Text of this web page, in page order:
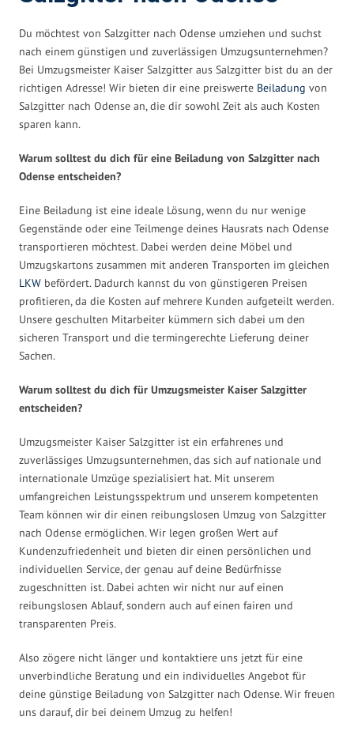
Du möchtest von Salzgitter nach Odense umziehen und suchst
nach einem günstigen und zuverlässigen Umzugsunternehmen?
Bei Umzugsmeister Kaiser Salzgitter aus Salzgitter bist du an der
richtigen Adresse! Wir bieten dir eine preiswerte Beiladung von
Salzgitter nach Odense an, die dir sowohl Zeit als auch Kosten
sparen kann.
Warum solltest du dich für eine Beiladung von Salzgitter nach
Odense entscheiden?
Eine Beiladung ist eine ideale Lösung, wenn du nur wenige
Gegenstände oder eine Teilmenge deines Hausrats nach Odense
transportieren möchtest. Dabei werden deine Möbel und
Umzugskartons zusammen mit anderen Transporten im gleichen
LKW befördert. Dadurch kannst du von günstigeren Preisen
profitieren, da die Kosten auf mehrere Kunden aufgeteilt werden.
Unsere geschulten Mitarbeiter kümmern sich dabei um den
sicheren Transport und die termingerechte Lieferung deiner
Sachen.
Warum solltest du dich für Umzugsmeister Kaiser Salzgitter
entscheiden?
Umzugsmeister Kaiser Salzgitter ist ein erfahrenes und
zuverlässiges Umzugsunternehmen, das sich auf nationale und
internationale Umzüge spezialisiert hat. Mit unserem
umfangreichen Leistungsspektrum und unserem kompetenten
Team können wir dir einen reibungslosen Umzug von Salzgitter
nach Odense ermöglichen. Wir legen großen Wert auf
Kundenzufriedenheit und bieten dir einen persönlichen und
individuellen Service, der genau auf deine Bedürfnisse
zugeschnitten ist. Dabei achten wir nicht nur auf einen
reibungslosen Ablauf, sondern auch auf einen fairen und
transparenten Preis.
Also zögere nicht länger und kontaktiere uns jetzt für eine
unverbindliche Beratung und ein individuelles Angebot für
deine günstige Beiladung von Salzgitter nach Odense. Wir freuen
uns darauf, dir bei deinem Umzug zu helfen!